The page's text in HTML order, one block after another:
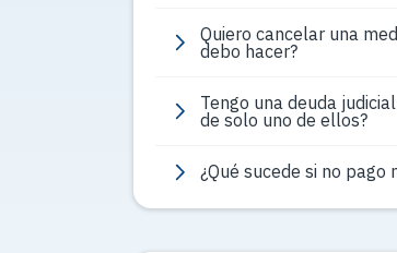
Quiero cancelar una
debo hacer?
Tengo una deuda
de solo uno de ellos?
¿Qué sucede si no pago